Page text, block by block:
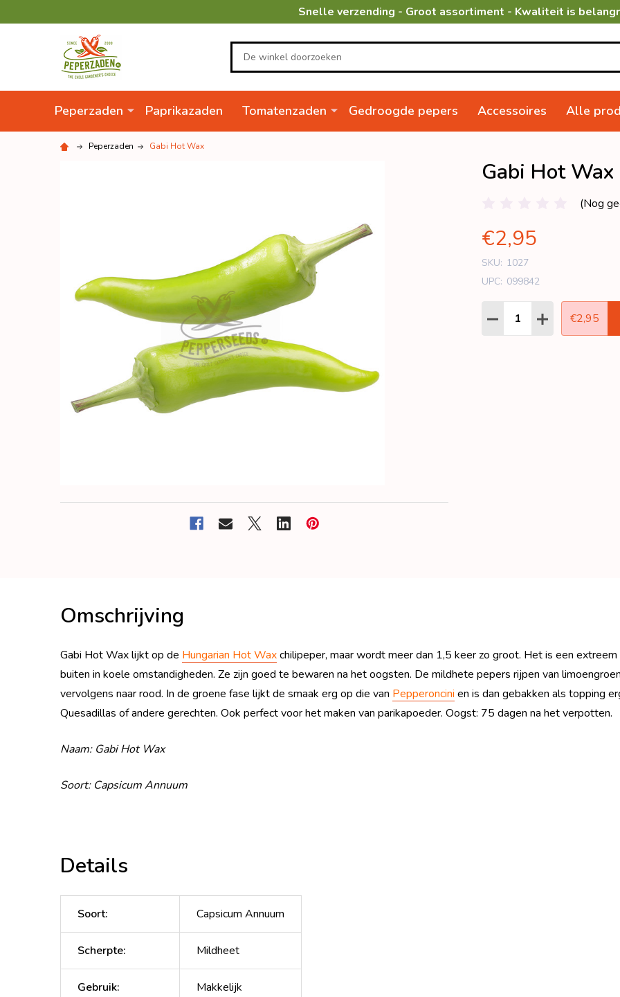
Snelle verzending - Groot assortiment - Kwaliteit is
Zoeken
Peperzaden Paprikazaden Tomatenzaden Gedroogde pepers Accessoires Alle
Peperzaden Gabi Hot Wax
Gabi Hot Wax
(Nog
€2,95
SKU: 1027
UPC: 099842
Aantal:
HOEVEELHEIDHOEVEELHEID
€2,95
Omschrijving
Gabi Hot Wax lijkt op de Hungarian Hot Waxchilipeper, maar wordt meer dan 1,5 keer zo groot. Het is een
buiten in koele omstandigheden. Ze zijn goed te bewaren na het oogsten. De mildhete pepers rijpen van
vervolgens naar rood. In de groene fase lijkt de smaak erg op die van Pepperoncini en is dan gebakken als topping
Quesadillas of andere gerechten. Ook perfect voor het maken van parikapoeder. Oogst: 75 dagen na het verpotten.
Naam: Gabi Hot Wax
Soort: Capsicum Annuum
Details
Soort: Capsicum Annuum
Scherpte: Mildheet
Gebruik: Makkelijk